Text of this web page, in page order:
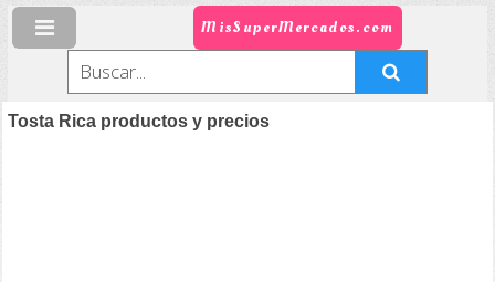
MisSuperMercados.com
Tosta Rica productos y precios